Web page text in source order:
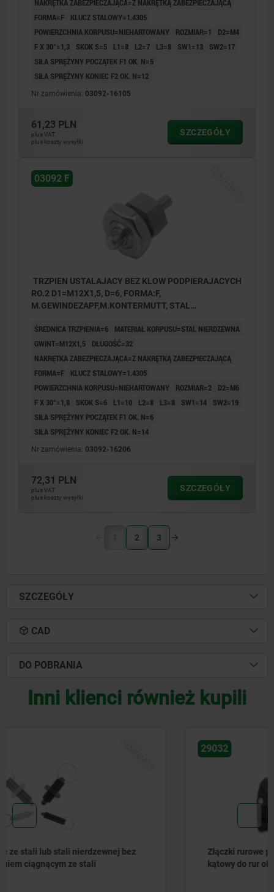
NAKRĘTKA ZABEZPIECZAJĄCA=Z NAKRĘTKĄ ZABEZPIECZAJĄCĄ
FORMA=F
KLUCZ STALOWY=1.4305
POWIERZCHNIA KORPUSU=NIEHARTOWANY
ROZMIAR=1
D2=M4
F X 30°=1,3
SKOK S=5 L1=8 L2=7 L3=8 SW1=13
SW2=17
SIŁA SPRĘŻYNY POCZĄTEK F1 OK. N=5
SIŁA SPRĘŻYNY KONIEC F2 OK. N=12
Nr zamówienia: 03092-16105
61,23 PLN
plus VAT
plus koszty wysyłki
SZCZEGÓŁY
03092 F
TRZPIEN USTALAJACY BEZ KLOW PODPIERAJACYCH
RO.2 D1=M12X1,5, D=6, FORMA:F,
M.GEWINDEZAPF,M.KONTERMUTT, STAL
ŚREDNICA TRZPIENIA=6
MATERIAŁ KORPUSU=STAL NIERDZEWNA
GWINT=M12X1,5
DŁUGOŚĆ=32
NAKRĘTKA ZABEZPIECZAJĄCA=Z NAKRĘTKĄ ZABEZPIECZAJĄCĄ
FORMA=F
KLUCZ STALOWY=1.4305
POWIERZCHNIA KORPUSU=NIEHARTOWANY
ROZMIAR=2
D2=M6
F X 30°=1,8
SKOK S=6 L1=10 L2=8 L3=8 SW1=14
SW2=19
SIŁA SPRĘŻYNY POCZĄTEK F1 OK. N=6
SIŁA SPRĘŻYNY KONIEC F2 OK. N=14
Nr zamówienia: 03092-16206
72,31 PLN
plus VAT
plus koszty wysyłki
SZCZEGÓŁY
1 2 3
SZCZEGÓŁY
CAD
DO POBRANIA
Inni klienci również kupili
NOWOŚĆ
Złączki rurowe przegubowe, z tworzywa sztucznego,
kątowy do rur okrągłych